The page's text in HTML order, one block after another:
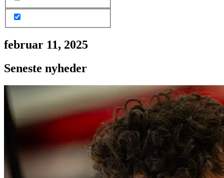
februar 11, 2025
Seneste nyheder